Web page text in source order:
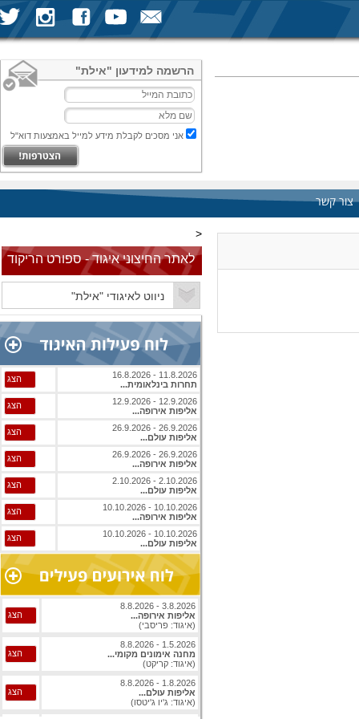
הרשמה למידעון "אילת"
אני מסכים לקבלת מידע למייל באמצעות דוא"ל
צור קשר
<
לאתר החיצוני איגוד - ספורט הריקוד
11.8.2026 - 16.8.2026
תחרות בינלאומית...
הצג
12.9.2026 - 12.9.2026
אליפות אירופה...
הצג
26.9.2026 - 26.9.2026
אליפות עולם...
הצג
26.9.2026 - 26.9.2026
אליפות אירופה...
הצג
2.10.2026 - 2.10.2026
אליפות עולם...
הצג
10.10.2026 - 10.10.2026
אליפות אירופה...
הצג
10.10.2026 - 10.10.2026
אליפות עולם...
הצג
3.8.2026 - 8.8.2026
אליפות אירופה...
(איגוד: פריסבי)
הצג
1.5.2026 - 8.8.2026
מחנה אימונים מקומי...
(איגוד: קריקט)
הצג
1.8.2026 - 8.8.2026
אליפות עולם...
(איגוד: ג'יו ג'יטסו)
הצג